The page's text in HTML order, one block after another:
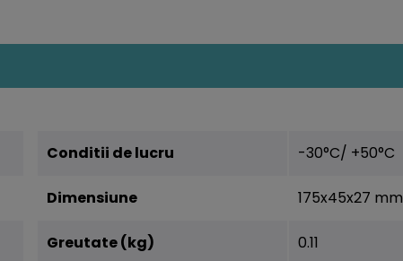
Conditii de lucru -30°C/ +50°C
Dimensiune 175x45x27 mm
Greutate (kg) 0.11